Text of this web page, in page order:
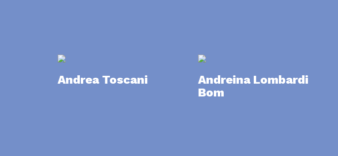
Andrea Toscani
Andreina Lombardi
Bom